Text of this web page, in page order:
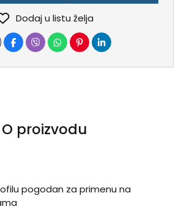
Dodaj u listu želja
O proizvodu
pogodan za primenu na